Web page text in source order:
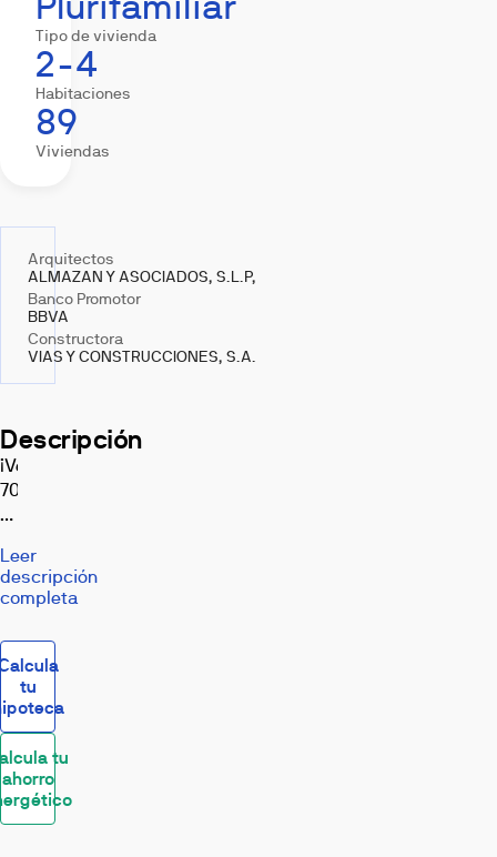
Tipo de vivienda
2-4
Habitaciones
89
Viviendas
Arquitectos
ALMAZAN Y ASOCIADOS, S.L.P,
Banco Promotor
BBVA
Constructora
VIAS Y CONSTRUCCIONES, S.A.
Descripción
¡Vendida!
70%
VENDIDO.
Residencial
de
viviendas
con
piscina
infantil
y
de
adultos,
área
de
Leer
descripción
completa
tu
tu
ahorro